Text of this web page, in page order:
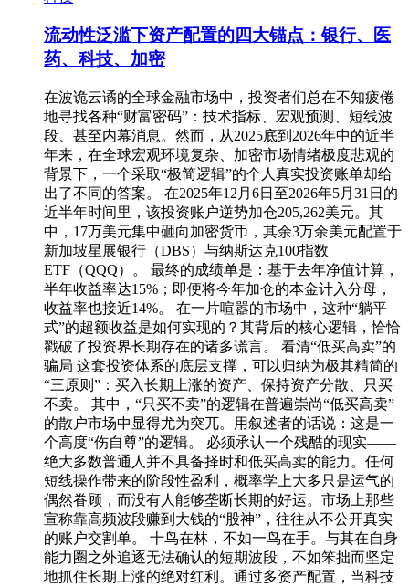
流动性泛滥下资产配置的四大锚点：银行、医
药、科技、加密
在波诡云谲的全球金融市场中，投资者们总在不知疲倦
地寻找各种“财富密码”：技术指标、宏观预测、短线波
段、甚至内幕消息。然而，从2025底到2026年中的近半
年来，在全球宏观环境复杂、加密市场情绪极度悲观的
背景下，一个采取“极简逻辑”的个人真实投资账单却给
出了不同的答案。 在2025年12月6日至2026年5月31日的
近半年时间里，该投资账户逆势加仓205,262美元。其
中，17万美元集中砸向加密货币，其余3万余美元配置于
新加坡星展银行（DBS）与纳斯达克100指数
ETF（QQQ）。 最终的成绩单是：基于去年净值计算，
半年收益率达15%；即便将今年加仓的本金计入分母，
收益率也接近14%。 在一片喧嚣的市场中，这种“躺平
式”的超额收益是如何实现的？其背后的核心逻辑，恰恰
戳破了投资界长期存在的诸多谎言。 看清“低买高卖”的
骗局 这套投资体系的底层支撑，可以归纳为极其精简的
“三原则”：买入长期上涨的资产、保持资产分散、只买
不卖。 其中，“只买不卖”的逻辑在普遍崇尚“低买高卖”
的散户市场中显得尤为突兀。用叙述者的话说：这是一
个高度“伤自尊”的逻辑。 必须承认一个残酷的现实——
绝大多数普通人并不具备择时和低买高卖的能力。任何
短线操作带来的阶段性盈利，概率学上大多只是运气的
偶然眷顾，而没有人能够垄断长期的好运。市场上那些
宣称靠高频波段赚到大钱的“股神”，往往从不公开真实
的账户交割单。 十鸟在林，不如一鸟在手。与其在自身
能力圈之外追逐无法确认的短期波段，不如笨拙而坚定
地抓住长期上涨的绝对红利。通过多资产配置，当科技